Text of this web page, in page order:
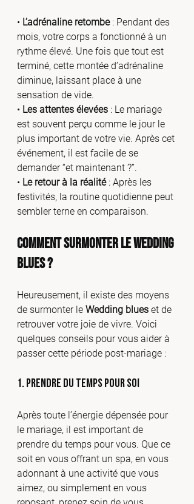
• L’adrénaline retombe : Pendant des
mois, votre corps a fonctionné à un
rythme élevé. Une fois que tout est
terminé, cette montée d’adrénaline
diminue, laissant place à une
sensation de vide.
• Les attentes élevées : Le mariage
est souvent perçu comme le jour le
plus important de votre vie. Après cet
événement, il est facile de se
demander “et maintenant ?”.
• Le retour à la réalité : Après les
festivités, la routine quotidienne peut
sembler terne en comparaison.
Comment surmonter le Wedding
Blues ?
Heureusement, il existe des moyens
de surmonter le Wedding blues et de
retrouver votre joie de vivre. Voici
quelques conseils pour vous aider à
passer cette période post-mariage :
1. Prendre du temps pour soi
Après toute l’énergie dépensée pour
le mariage, il est important de
prendre du temps pour vous. Que ce
soit en vous offrant un spa, en vous
adonnant à une activité que vous
aimez, ou simplement en vous